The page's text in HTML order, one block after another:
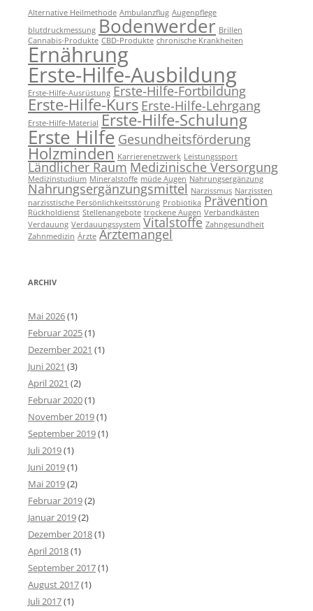
Alternative Heilmethode Ambulanzflug Augenpflege
blutdruckmessung Bodenwerder Brillen
Cannabis-Produkte CBD-Produkte chronische Krankheiten
Ernährung
Erste-Hilfe-Ausbildung
Erste-Hilfe-Ausrüstung Erste-Hilfe-Fortbildung
Erste-Hilfe-Kurs Erste-Hilfe-Lehrgang
Erste-Hilfe-Material Erste-Hilfe-Schulung
Erste Hilfe Gesundheitsförderung
Holzminden Karrierenetzwerk Leistungssport
Ländlicher Raum Medizinische Versorgung
Medizinstudium Mineralstoffe müde Augen Nahrungsergänzung
Nahrungsergänzungsmittel Narzissmus Narzissten
narzisstische Persönlichkeitsstörung Probiotika Prävention
Rückholdienst Stellenangebote trockene Augen Verbandkästen
Verdauung Verdauungssystem Vitalstoffe Zahngesundheit
Zahnmedizin Ärzte Ärztemangel
ARCHIV
Mai 2026(1)
Februar 2025(1)
Dezember 2021 (1)
Juni 2021 (3)
April 2021 (2)
Februar 2020(1)
November 2019(1)
September 2019(1)
Juli 2019(1)
Juni 2019(1)
Mai 2019(2)
Februar 2019(2)
Januar 2019(2)
Dezember 2018(1)
April 2018(1)
September 2017(1)
August 2017(1)
Juli 2017(1)